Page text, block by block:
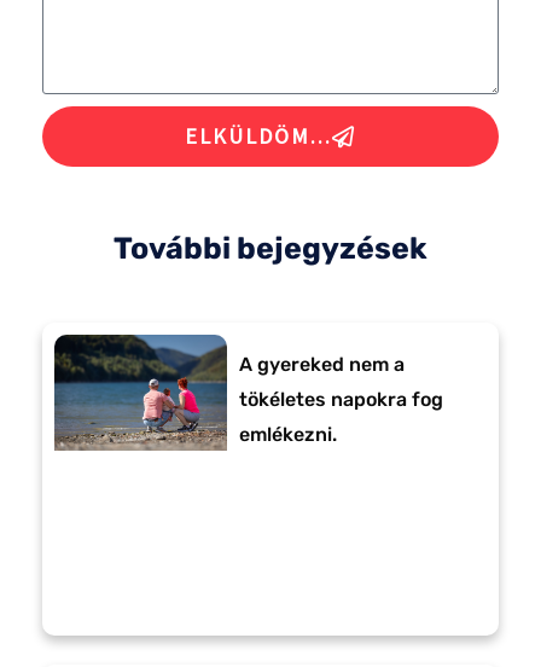
ELKÜLDÖM...
További bejegyzések
A gyereked nem a
tökéletes napokra fog
emlékezni.